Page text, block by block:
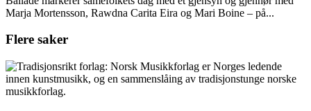
Marja Mortensson, Rawdna Carita Eira og Mari Boine – på...
Flere saker